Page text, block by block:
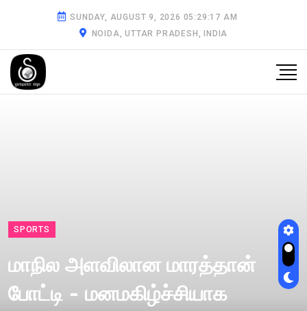
SUNDAY, AUGUST 9, 2026 05:29:18 AM
NOIDA, UTTAR PRADESH, INDIA
SPORTS
மாநில அளவிலான மாரத்தான்
போட்டி - மனமகிழ்ச்சியாக